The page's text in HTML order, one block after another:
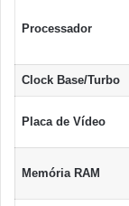
Processador
Clock Base/Turbo
Placa de Vídeo
Memória RAM